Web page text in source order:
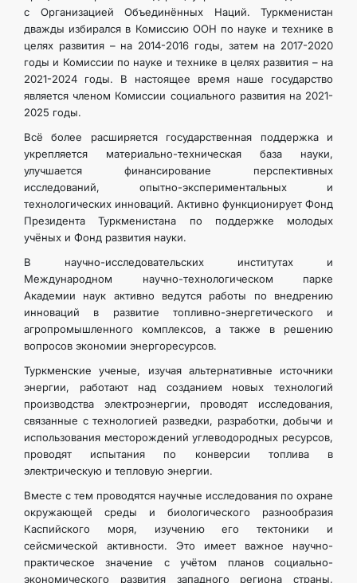
с Организацией Объединённых Наций. Туркменистан
дважды избирался в Комиссию ООН по науке и технике в
целях развития – на 2014-2016 годы, затем на 2017-2020
годы и Комиссии по науке и технике в целях развития – на
2021-2024 годы. В настоящее время наше государство
является членом Комиссии социального развития на 2021-
2025 годы.
Всё более расширяется государственная поддержка и
укрепляется материально-техническая база науки,
улучшается финансирование перспективных
исследований, опытно-экспериментальных и
технологических инноваций. Активно функционирует Фонд
Президента Туркменистана по поддержке молодых
учёных и Фонд развития науки.
В научно-исследовательских институтах и
Международном научно-технологическом парке
Академии наук активно ведутся работы по внедрению
инноваций в развитие топливно-энергетического и
агропромышленного комплексов, а также в решению
вопросов экономии энергоресурсов.
Туркменские ученые, изучая альтернативные источники
энергии, работают над созданием новых технологий
производства электроэнергии, проводят исследования,
связанные с технологией разведки, разработки, добычи и
использования месторождений углеводородных ресурсов,
проводят испытания по конверсии топлива в
электрическую и тепловую энергии.
Вместе с тем проводятся научные исследования по охране
окружающей среды и биологического разнообразия
Каспийского моря, изучению его тектоники и
сейсмической активности. Это имеет важное научно-
практическое значение с учётом планов социально-
экономического развития западного региона страны,